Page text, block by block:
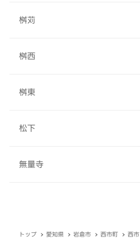
桝苅
桝西
桝東
松下
無量寺
トップ 愛知県 岩倉市 西市町 西市